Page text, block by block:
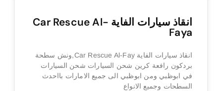
انقاذ سيارات الفاية Car Rescue Al-
Faya
انقاذ سيارات الفاية Car Rescue Al-Fay,ونش سطحة
بردكون رافعة كرين شحن السيارات شحن السيارات
في ابوظبي ومن ابوظبي الى جميع الامارات بااحدث
السطحات وجميع الانواع